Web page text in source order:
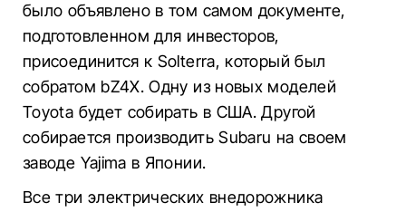
было объявлено в том самом документе,
подготовленном для инвесторов,
присоединится к Solterra, который был
собратом bZ4X. Одну из новых моделей
Toyota будет собирать в США. Другой
собирается производить Subaru на своем
заводе Yajima в Японии.
Все три электрических внедорожника